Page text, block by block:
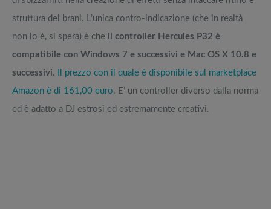
struttura dei brani. L’unica contro-indicazione (che in realtà
non lo è, si spera) è che il controller Hercules P32 è
compatibile con Windows 7 e successivi e Mac OS X 10.8 e
successivi.
Il prezzo con il quale è disponibile sul marketplace
Amazon è di 161,00 euro. E’ un controller diverso dalla norma
ed è adatto a DJ estrosi ed estremamente creativi.